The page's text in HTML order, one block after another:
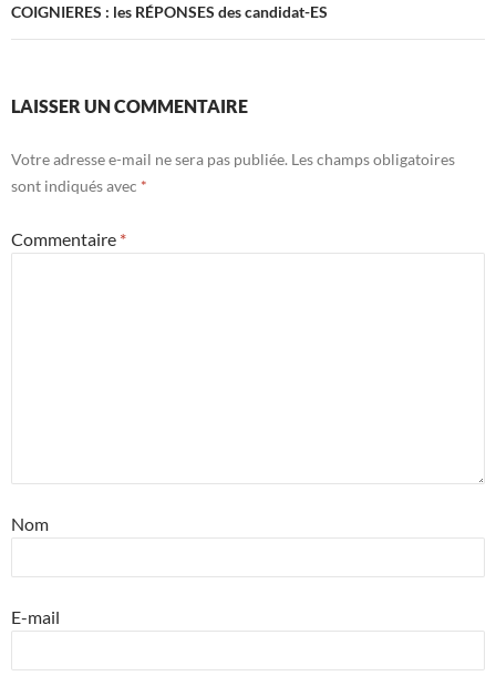
COIGNIERES : les RÉPONSES des candidat-ES
LAISSER UN COMMENTAIRE
Votre adresse e-mail ne sera pas publiée. Les champs obligatoires
sont indiqués avec *
Commentaire *
Nom
E-mail